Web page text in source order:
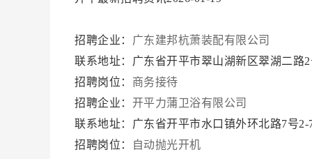
招聘企业： 广东建邦杭萧装配有限公司
联系地址：广东省开平市翠山湖新区翠湖二路2
招聘岗位： 商务接待
招聘企业： 开平力蒲卫浴有限公司
联系地址：广东省开平市水口镇外环北路7号2-
招聘岗位：
自动抛光开机